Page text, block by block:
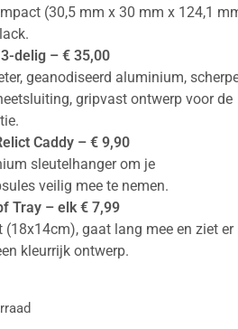
(30,5 mm x 30 mm x 124,1
delig – € 35,00
geanodiseerd aluminium,
gripvast ontwerp voor de
Caddy – € 9,90
sleutelhanger om je
veilig mee te nemen.
Tray – elk € 7,99
(18x14cm), gaat lang mee en ziet er
kleurrijk ontwerp.